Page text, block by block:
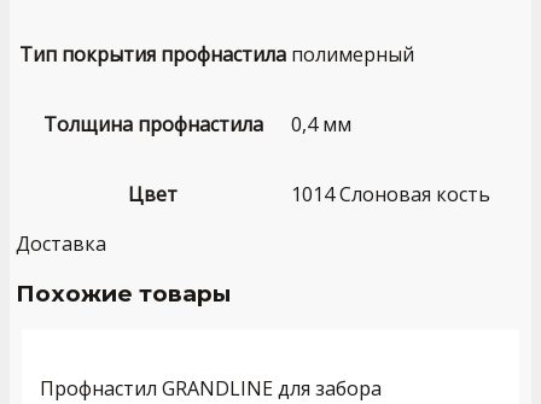
Тип покрытия профнастила полимерный
Толщина профнастила 0,4 мм
Цвет
1014 Слоновая кость
Доставка
Похожие товары
Профнастил GRANDLINE для забора